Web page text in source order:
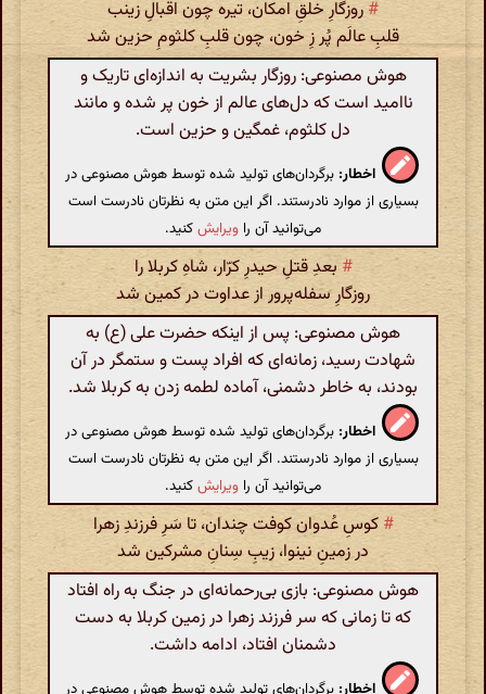
#روزگارِ خلقِ امکان، تیره چون اقبالِ زینب
قلبِ عالَم پُر زِ خون، چون قلبِ کلثومِ حزین شد
هوش مصنوعی: روزگار بشریت به اندازه‌ای تاریک و
ناامید است که دل‌های عالم از خون پر شده و مانند
دل کلثوم، غمگین و حزین است.
اخطار: برگردان‌های تولید شده توسط هوش مصنوعی در
بسیاری از موارد نادرستند. اگر این متن به نظرتان نادرست است
می‌توانید آن را ویرایشکنید.
# بعدِ قتلِ حیدرِ کرّار، شاهِ کربلا را
روزگارِ سفله‌پرور از عداوت در کمین شد
هوش مصنوعی: پس از اینکه حضرت علی (ع) به
شهادت رسید، زمانه‌ای که افراد پست و ستمگر در آن
بودند، به خاطر دشمنی، آماده لطمه زدن به کربلا شد.
اخطار: برگردان‌های تولید شده توسط هوش مصنوعی در
بسیاری از موارد نادرستند. اگر این متن به نظرتان نادرست است
می‌توانید آن را ویرایشکنید.
# کوسِ عُدوان کوفت چندان، تا سَرِ فرزندِ زهرا
در زمینِ نینوا، زیبِ سِنانِ مشرکین شد
هوش مصنوعی: بازی بی‌رحمانه‌ای در جنگ به راه افتاد
که تا زمانی که سر فرزند زهرا در زمین کربلا به دست
دشمنان افتاد، ادامه داشت.
اخطار: برگردان‌های تولید شده توسط هوش مصنوعی در